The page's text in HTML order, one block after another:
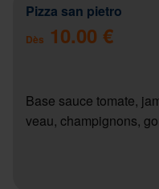
Pizza san pietro
Dès 10.00 €
Base sauce tomate,
veau, champignons,